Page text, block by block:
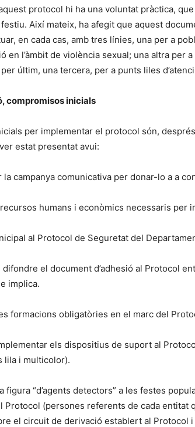
protocol hi ha una voluntat pràctica,
festiu. Així mateix, ha afegit que aquest
en cada cas, amb tres línies, una per a
en l’àmbit de violència sexual; una altra per
últim, una tercera, per a punts liles
compromisos inicials
per implementar el protocol són,
estat presentat avui:
la campanya comunicativa per donar-lo a a
humans i econòmics necessaris per
al Protocol de Seguretat del
difondre el document d’adhesió al Protocol
implica.
formacions obligatòries en el marc del
els dispositius de suport al
lila i multicolor).
figura “d’agents detectors” a les festes
Protocol (persones referents de cada entitat
el circuit de derivació establert al Protocol